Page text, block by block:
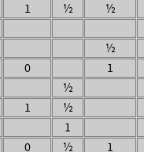
1 ½ ½
½
0 1
½
1 ½
1
0 ½ 1